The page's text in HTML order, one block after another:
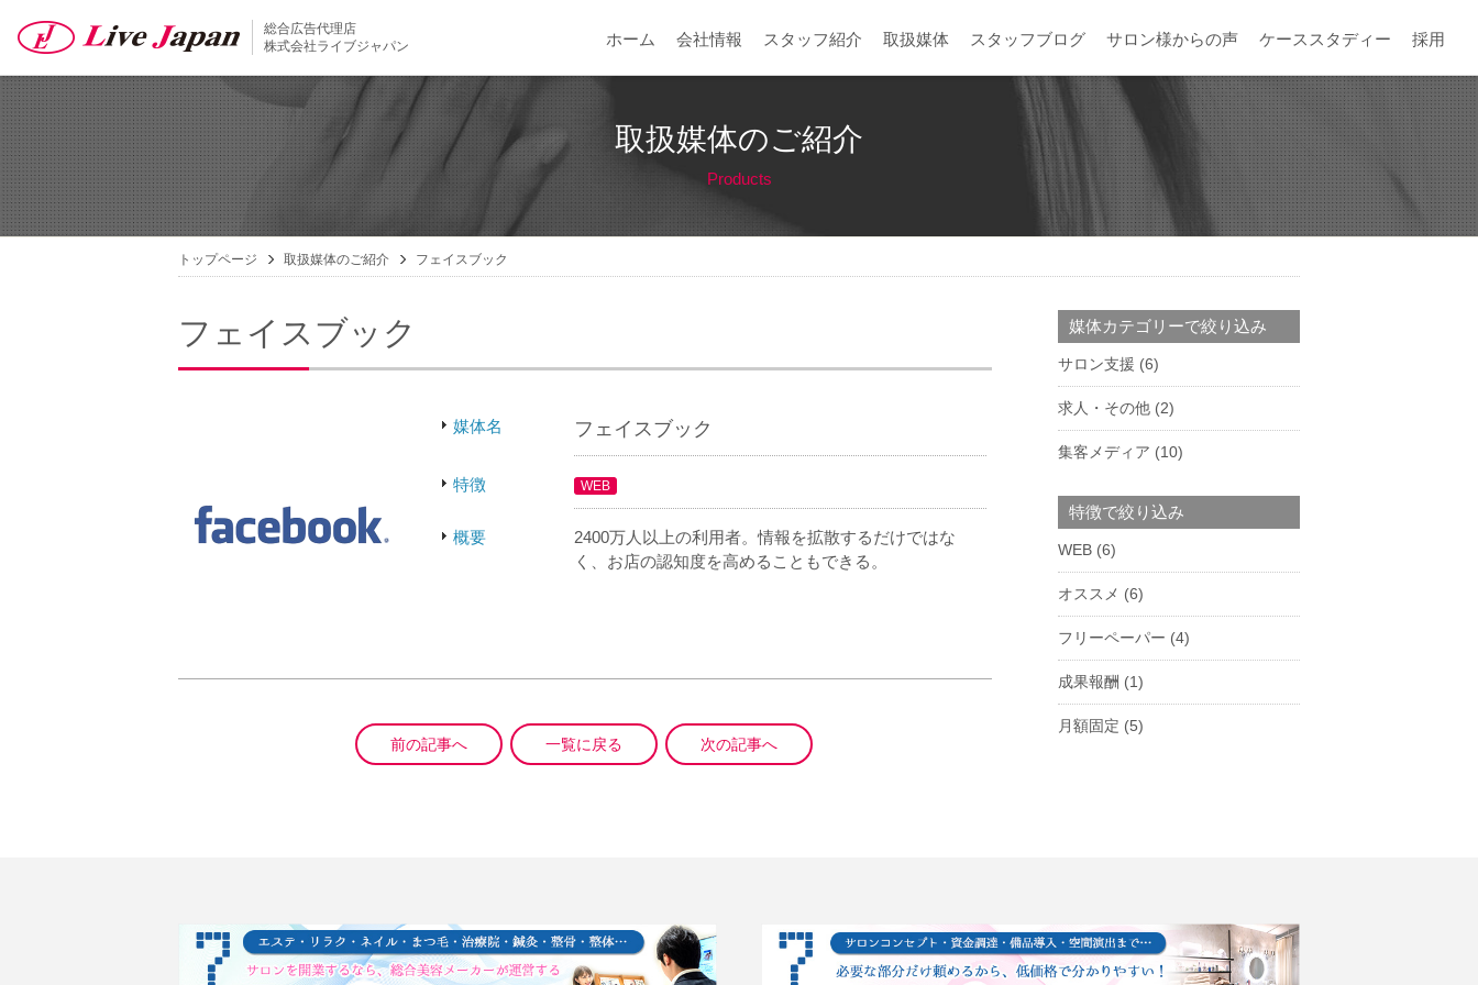
総合広告代理店
株式会社ライブジャパン
ホーム 会社情報 スタッフ紹介 取扱媒体 スタッフブログ サロン様からの声 ケーススタディー 採用
取扱媒体のご紹介
Products
トップページ 取扱媒体のご紹介 フェイスブック
フェイスブック
媒体名 フェイスブック
特徴 WEB
概要
2400万人以上の利用者。情報を拡散するだけではな
く、お店の認知度を高めることもできる。
前の記事へ 一覧に戻る 次の記事へ
媒体カテゴリーで絞り込み
サロン支援 (6)
求人・その他 (2)
集客メディア (10)
特徴で絞り込み
WEB (6)
オススメ (6)
フリーペーパー (4)
成果報酬 (1)
月額固定 (5)